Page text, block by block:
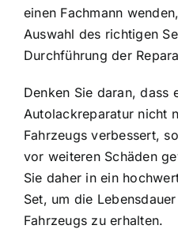
einen Fachmann
Auswahl des richtigen
Durchführung der
Denken Sie daran, dass
Autolackreparatur nicht
Fahrzeugs verbessert,
vor weiteren Schäden
Sie daher in ein
Set, um die
Fahrzeugs zu erhalten.